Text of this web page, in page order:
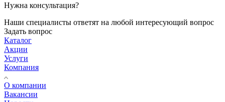
Нужна консультация?
Наши специалисты ответят на любой интересующий вопрос
Задать вопрос
Каталог
Акции
Услуги
Компания
О компании
Вакансии